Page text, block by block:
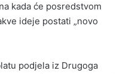
kada će posredstvom
ideje postati „novo
podjela iz Drugoga